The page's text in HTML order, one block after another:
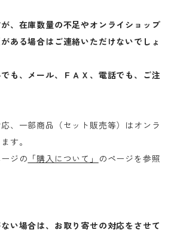
、在庫数量の不足やオンライショップ
ある場合はご連絡いただけないでしょ
も、メール、ＦＡＸ、電話でも、ご注
、一部商品（セット販売等）はオンラ
す。
ジの 「購入について」
のページを参照
い場合は、お取り寄せの対応をさせて